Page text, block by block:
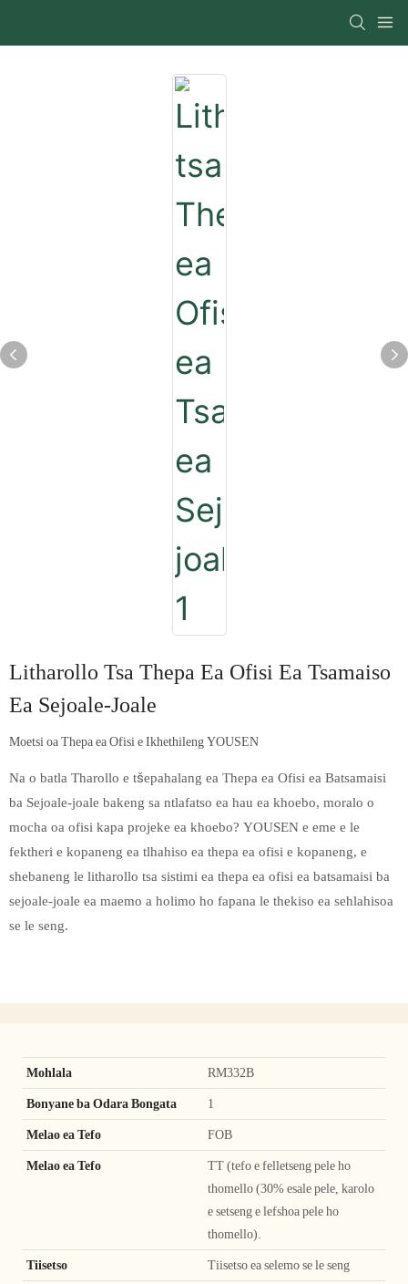
Litharollo Tsa Thepa Ea Ofisi Ea Tsamaiso
Ea Sejoale-Joale
Moetsi oa Thepa ea Ofisi e Ikhethileng YOUSEN
Na o batla Tharollo e tšepahalang ea Thepa ea Ofisi ea Batsamaisi
ba Sejoale-joale bakeng sa ntlafatso ea hau ea khoebo, moralo o
mocha oa ofisi kapa projeke ea khoebo? YOUSEN e eme e le
fektheri e kopaneng ea tlhahiso ea thepa ea ofisi e kopaneng, e
shebaneng le litharollo tsa sistimi ea thepa ea ofisi ea batsamaisi ba
sejoale-joale ea maemo a holimo ho fapana le thekiso ea sehlahisoa
se le seng.
Mohlala RM332B
Bonyane ba Odara Bongata 1
Melao ea Tefo FOB
Melao ea Tefo
TT (tefo e felletseng pele ho
thomello (30% esale pele, karolo
e setseng e lefshoa pele ho
thomello).
Tiisetso Tiisetso ea selemo se le seng